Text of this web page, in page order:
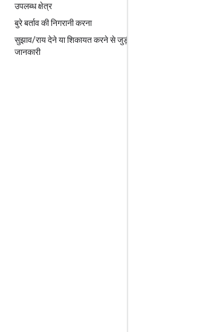
उपलब्ध क्षेत्र
बुरे बर्ताव की निगरानी करना
सुझाव/राय देने या शिकायत करने से जुड़ी
जानकारी